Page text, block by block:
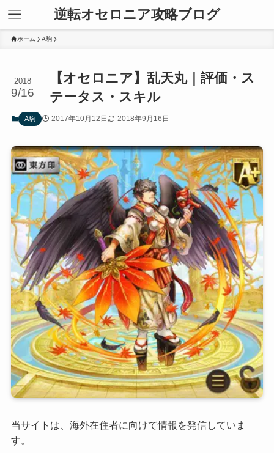
逆転オセロニア攻略ブログ
ホーム A駒
【オセロニア】乱天丸｜評価・ス
テータス・スキル
2018
9/16
A駒 2017年10月12日 2018年9月16日
当サイトは、海外在住者に向けて情報を発信していま
す。